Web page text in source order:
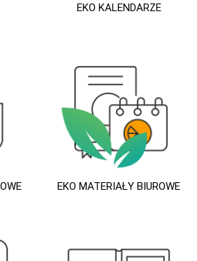
EKO KALENDARZE
EKO MATERIAŁY BIUROWE